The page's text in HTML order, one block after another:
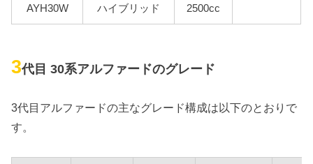
AYH30W
ハイブリッド 2500cc
3代目 30系アルファードのグレード
3代目アルファードの主なグレード構成は以下のとおりで
す。